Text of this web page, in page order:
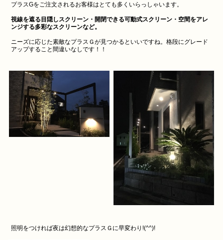
プラスGをご注文されるお客様はとても多くいらっしゃいます。
視線を遮る目隠しスクリーン・開閉できる可動式スクリーン・空間をアレ
ンジする多彩なスクリーンなど。
ニーズに応じた素敵なプラスＧが見つかるといいですね。格段にグレード
アップすること間違いなしです！！
照明をつければ夜は幻想的なプラスＧに早変わり!(^^)!